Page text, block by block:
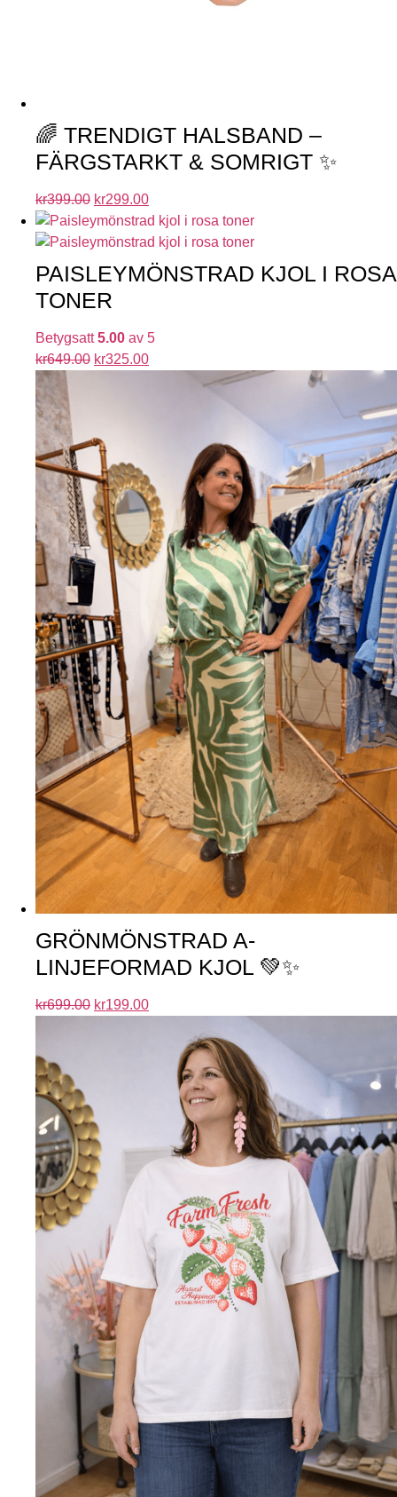
🌈 TRENDIGT HALSBAND –
FÄRGSTARKT & SOMRIGT ✨
kr399.00 kr299.00
PAISLEYMÖNSTRAD KJOL I ROSA
TONER
Betygsatt5.00 av 5
kr649.00 kr325.00
GRÖNMÖNSTRAD A-
LINJEFORMAD KJOL 💚✨
kr699.00 kr199.00